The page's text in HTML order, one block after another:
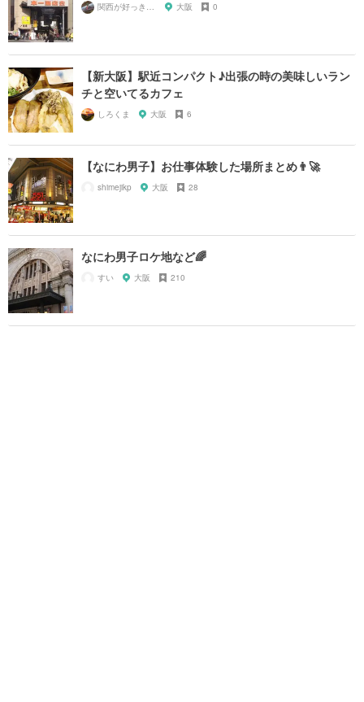
関西が好っきゃねん 大阪 0
【新大阪】駅近コンパクト♪出張の時の美味しいラン
チと空いてるカフェ
しろくま 大阪 6
【なにわ男子】お仕事体験した場所まとめ👨‍🚀
shimejikp 大阪 28
なにわ男子ロケ地など🌈
すい 大阪 210